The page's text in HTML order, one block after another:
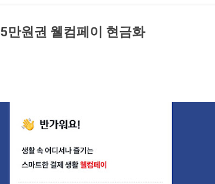
만원권 웰컴페이 현금화